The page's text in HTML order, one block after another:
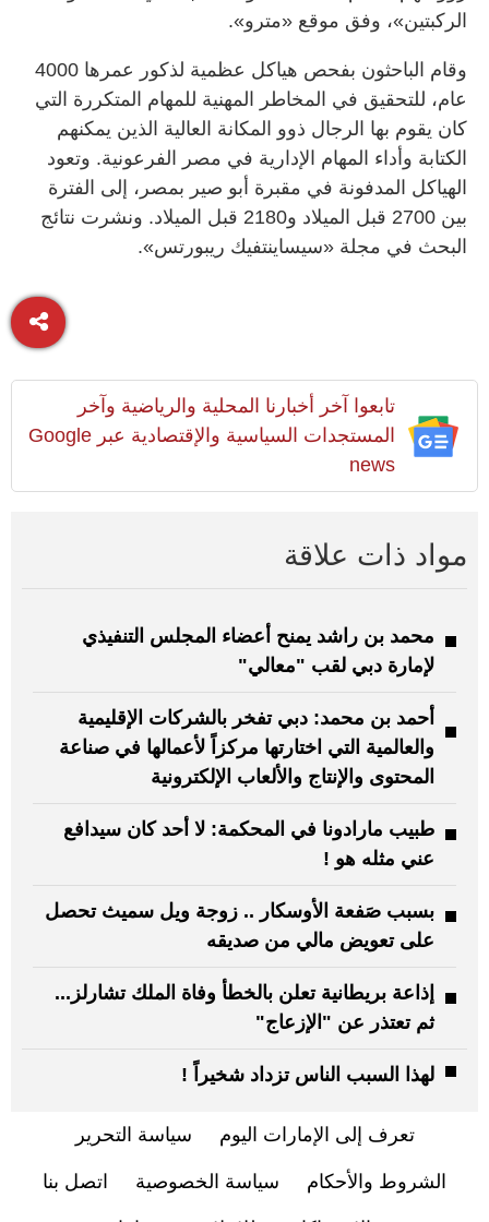
الركبتين»، وفق موقع «مترو».
وقام الباحثون بفحص هياكل عظمية لذكور عمرها 4000
عام، للتحقيق في المخاطر المهنية للمهام المتكررة التي
كان يقوم بها الرجال ذوو المكانة العالية الذين يمكنهم
الكتابة وأداء المهام الإدارية في مصر الفرعونية. وتعود
الهياكل المدفونة في مقبرة أبو صير بمصر، إلى الفترة
بين 2700 قبل الميلاد و2180 قبل الميلاد. ونشرت نتائج
البحث في مجلة «سيساينتفيك ريبورتس».
تابعوا آخر أخبارنا المحلية والرياضية وآخر
المستجدات السياسية والإقتصادية عبر Google
news
مواد ذات علاقة
محمد بن راشد يمنح أعضاء المجلس التنفيذي
لإمارة دبي لقب "معالي"
أحمد بن محمد: دبي تفخر بالشركات الإقليمية
والعالمية التي اختارتها مركزاً لأعمالها في صناعة
المحتوى والإنتاج والألعاب الإلكترونية
طبيب مارادونا في المحكمة: لا أحد كان سيدافع
عني مثله هو !
بسبب صَفعة الأوسكار .. زوجة ويل سميث تحصل
على تعويض مالي من صديقه
إذاعة بريطانية تعلن بالخطأ وفاة الملك تشارلز...
ثم تعتذر عن "الإزعاج"
لهذا السبب الناس تزداد شخيراً !
تعرف إلى الإمارات اليوم سياسة التحرير
الشروط والأحكام سياسة الخصوصية اتصل بنا